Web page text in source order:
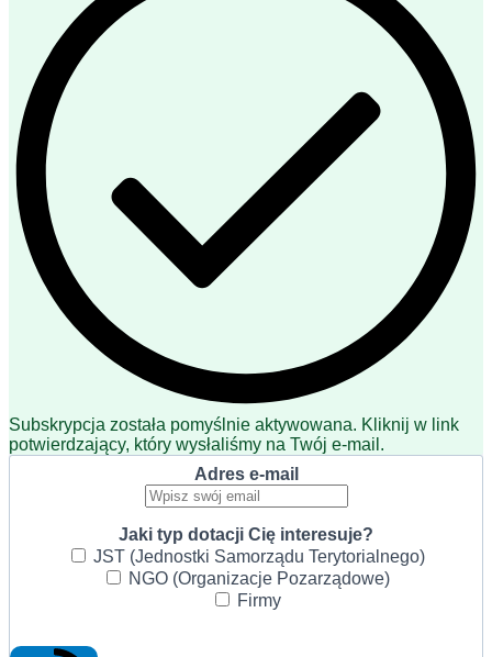
Subskrypcja została pomyślnie aktywowana. Kliknij w link
potwierdzający, który wysłaliśmy na Twój e-mail.
Adres e-mail
Jaki typ dotacji Cię interesuje?
JST (Jednostki Samorządu Terytorialnego)
NGO (Organizacje Pozarządowe)
Firmy